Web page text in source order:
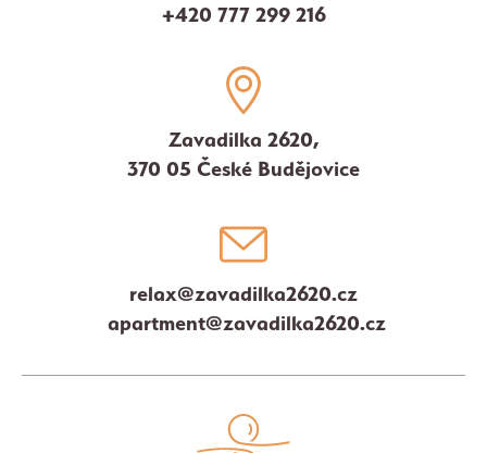
+420 777 299 216
Zavadilka 2620,
370 05 České Budějovice
relax@zavadilka2620.cz
apartment@zavadilka2620.cz